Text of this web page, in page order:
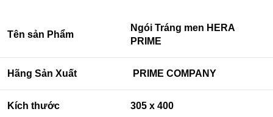
Tên sản Phẩm
Ngói Tráng men HERA
PRIME
Hãng Sản Xuất PRIME COMPANY
Kích thước 305 x 400